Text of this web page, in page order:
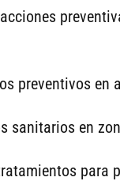
preventivos en
sanitarios en
para